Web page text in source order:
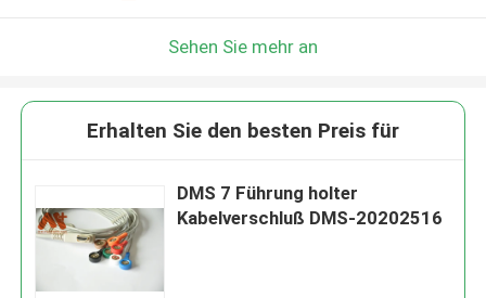
Sehen Sie mehr an
Erhalten Sie den besten Preis für
DMS 7 Führung holter
Kabelverschluß DMS-20202516